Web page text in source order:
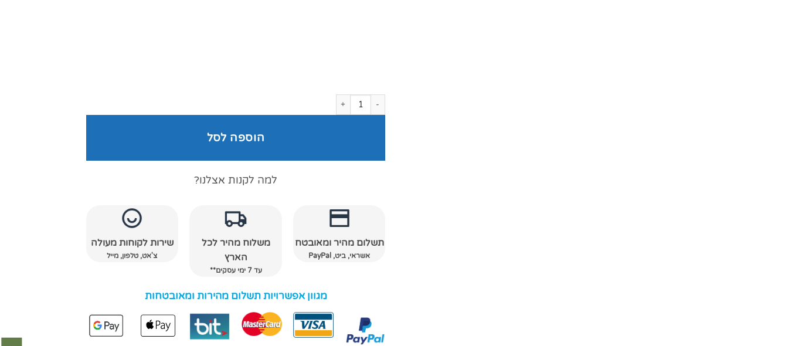
כמות של חצי חלוק עם סקוץ' קרם
הוספה לסל
למה לקנות אצלנו?
תשלום מהיר ומאובטח
אשראי, ביט, PayPal
משלוח מהיר לכל
הארץ
עד 7 ימי עסקים**
שירות לקוחות מעולה
צ'אט, טלפון, מייל
מגוון אפשרויות תשלום מהירות ומאובטחות